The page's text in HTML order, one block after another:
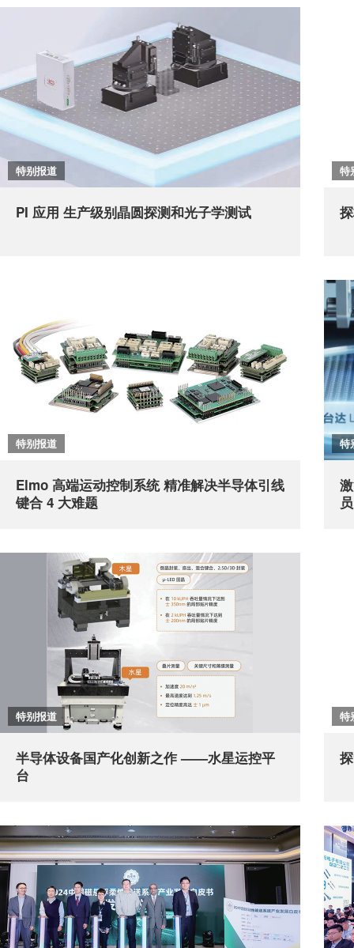
特别报道
PI 应用 生产级别晶圆探测和光子学测试
特
特别报道
Elmo 高端运动控制系统 精准解决半导体引线
键合 4 大难题
特
特别报道
半导体设备国产化创新之作 ——水星运控平
台
特